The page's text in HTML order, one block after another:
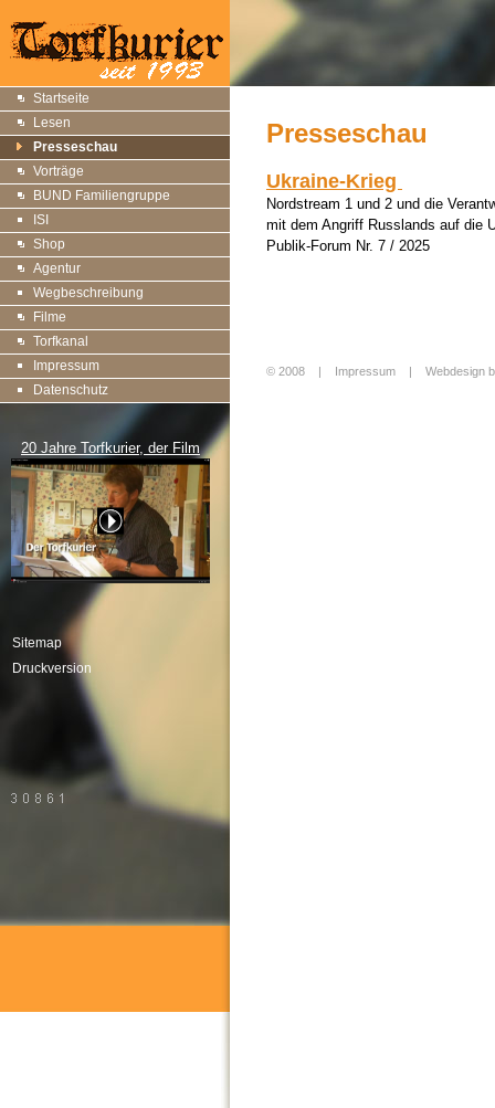
Startseite
Lesen
Presseschau
Vorträge
BUND Familiengruppe
ISI
Shop
Agentur
Wegbeschreibung
Filme
Torfkanal
Impressum
Datenschutz
20 Jahre Torfkurier, der Film
Sitemap
Druckversion
Presseschau
Ukraine-Krieg
Nordstream 1 und 2 und die
mit dem Angriff Russlands auf die
Publik-Forum Nr. 7 / 2025
© 2008 | Impressum Webdesign